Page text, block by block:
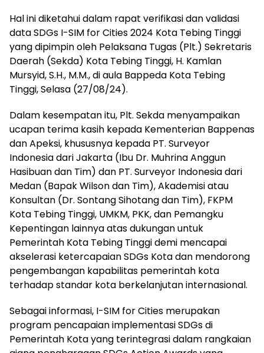
Hal ini diketahui dalam rapat verifikasi dan validasi
data SDGs I-SIM for Cities 2024 Kota Tebing Tinggi
yang dipimpin oleh Pelaksana Tugas (Plt.) Sekretaris
Daerah (Sekda) Kota Tebing Tinggi, H. Kamlan
Mursyid, S.H., M.M., di aula Bappeda Kota Tebing
Tinggi, Selasa (27/08/24).
Dalam kesempatan itu, Plt. Sekda menyampaikan
ucapan terima kasih kepada Kementerian Bappenas
dan Apeksi, khususnya kepada PT. Surveyor
Indonesia dari Jakarta (Ibu Dr. Muhrina Anggun
Hasibuan dan Tim) dan PT. Surveyor Indonesia dari
Medan (Bapak Wilson dan Tim), Akademisi atau
Konsultan (Dr. Sontang Sihotang dan Tim), FKPM
Kota Tebing Tinggi, UMKM, PKK, dan Pemangku
Kepentingan lainnya atas dukungan untuk
Pemerintah Kota Tebing Tinggi demi mencapai
akselerasi ketercapaian SDGs Kota dan mendorong
pengembangan kapabilitas pemerintah kota
terhadap standar kota berkelanjutan internasional.
Sebagai informasi, I-SIM for Cities merupakan
program pencapaian implementasi SDGs di
Pemerintah Kota yang terintegrasi dalam rangkaian